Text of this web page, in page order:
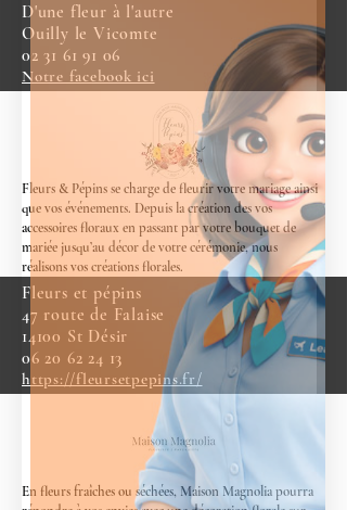
D'une fleur à l'autre
Ouilly le Vicomte
02 31 61 91 06
Notre facebook ici
Fleurs & Pépins se charge de fleurir votre mariage ainsi
que vos événements. Depuis la création des vos
accessoires floraux en passant par votre bouquet de
mariée jusqu’au décor de votre cérémonie, nous
réalisons vos créations florales.
Fleurs et pépins
47 route de Falaise
14100 St Désir
06 20 62 24 13
https://fleursetpepins.fr/
En fleurs fraîches ou séchées, Maison Magnolia pourra